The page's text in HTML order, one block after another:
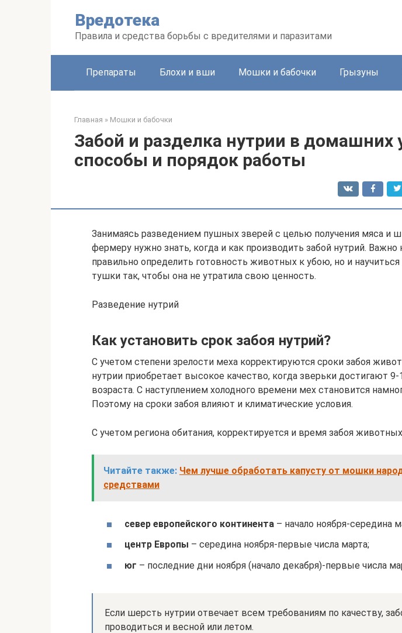
Вредотека
Правила и средства борьбы с вредителями и паразитами
Препараты Блохи и вши Мошки и бабочки Грызуны
Главная » Мошки и бабочки
Забой и разделка нутрии в домашних
способы и порядок работы
Занимаясь разведением пушных зверей с целью получения мяса и
фермеру нужно знать, когда и как производить забой нутрий. Важно
правильно определить готовность животных к убою, но и
тушки так, чтобы она не утратила свою ценность.
Разведение нутрий
Как установить срок забоя нутрий?
С учетом степени зрелости меха корректируются сроки забоя
нутрии приобретает высокое качество, когда зверьки достигают 9-
возраста. С наступлением холодного времени мех становится
Поэтому на сроки забоя влияют и климатические условия.
С учетом региона обитания, корректируется и время забоя
Читайте также: Чем лучше обработать капусту от мошки
средствами
север европейского континента – начало ноября-середина
центр Европы – середина ноября-первые числа марта;
юг – последние дни ноября (начало декабря)-первые числа
Если шерсть нутрии отвечает всем требованиям по качеству,
проводиться и весной или летом.